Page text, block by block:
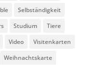
Selbständigkeit
Studium
Tiere
Video
Visitenkarten
Weihnachtskarte